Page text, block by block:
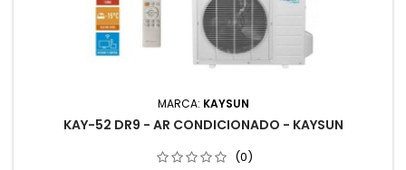
MARCA: KAYSUN
KAY-52 DR9 - AR CONDICIONADO - KAYSUN
(0)